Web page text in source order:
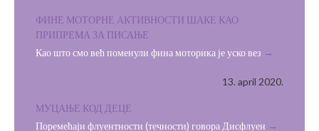
ФИНЕ МОТОРНЕ АКТИВНОСТИ ШАКЕ КАО
ПРИПРЕМА ЗА ПИСАЊЕ
Као што смо већ поменули фина моторика је уско вез
13. april 2020.
МУЦАЊЕ КОД ДЕЦЕ
Поремећаји флуентности (течности) говора Дисфлуен